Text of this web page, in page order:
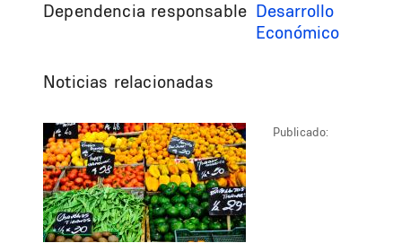
Dependencia responsable Desarrollo
Económico
Noticias relacionadas
Publicado: